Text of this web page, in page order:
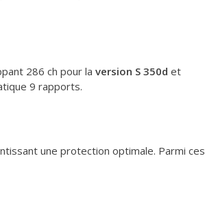
286 ch pour la version S 350d et
9 rapports.
une protection optimale. Parmi ces